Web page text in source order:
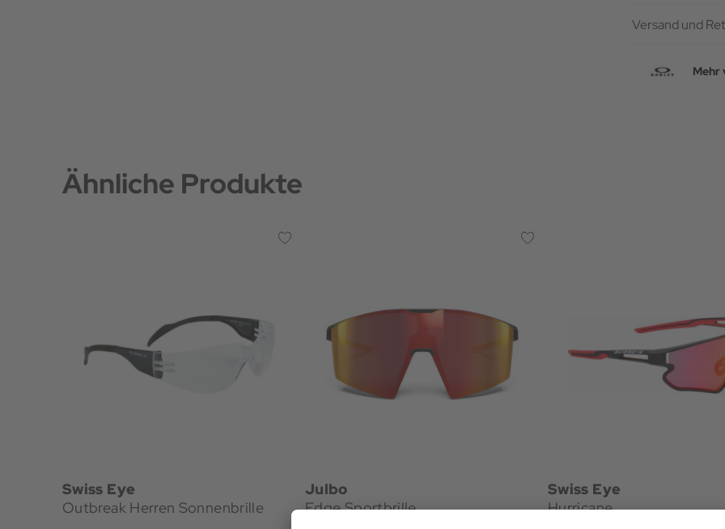
Versand und
Mehr
Ähnliche Produkte
Swiss Eye
Outbreak Herren Sonnenbrille
Julbo
Edge Sportbrille
Swiss Eye
Hurricane